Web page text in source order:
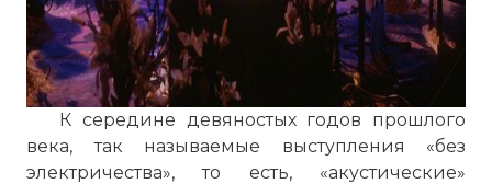
К середине девяностых годов прошлого
века, так называемые выступления «без
электричества», то есть, «акустические»